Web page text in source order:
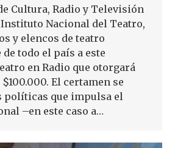
Cultura, Radio y Televisión
Nacional del Teatro,
y elencos de teatro
todo el país a este
en Radio que otorgará
El certamen se
políticas que impulsa el
–en este caso a…